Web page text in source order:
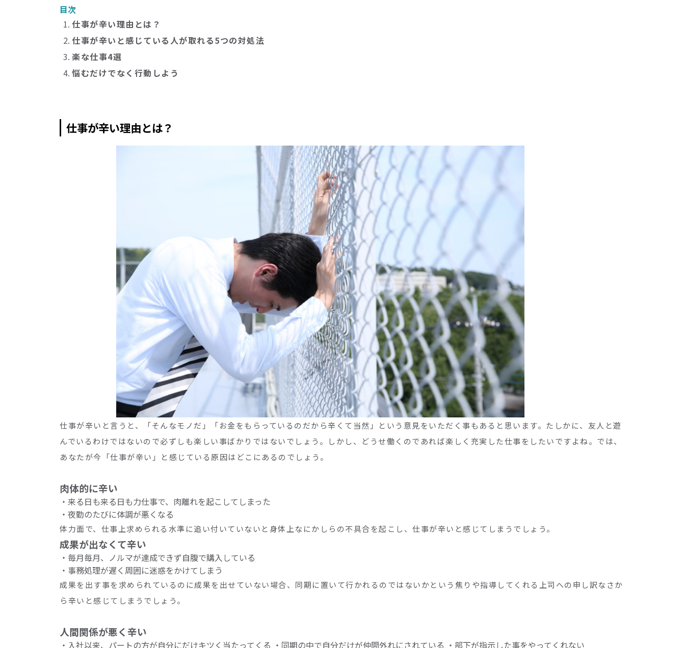
目次
仕事が辛い理由とは？
仕事が辛いと感じている人が取れる5つの対処法
楽な仕事4選
悩むだけでなく行動しよう
仕事が辛い理由とは？
仕事が辛いと言うと、「そんなモノだ」「お金をもらっているのだから辛くて当然」という意見をいただく事もあると思います。たしかに、友人と遊
んでいるわけではないので必ずしも楽しい事ばかりではないでしょう。しかし、どうせ働くのであれば楽しく充実した仕事をしたいですよね。では、
あなたが今「仕事が辛い」と感じている原因はどこにあるのでしょう。
肉体的に辛い
・来る日も来る日も力仕事で、肉離れを起こしてしまった
・夜勤のたびに体調が悪くなる
体力面で、仕事上求められる水準に追い付いていないと身体上なにかしらの不具合を起こし、仕事が辛いと感じてしまうでしょう。
成果が出なくて辛い
・毎月毎月、ノルマが達成できず自腹で購入している
・事務処理が遅く周囲に迷惑をかけてしまう
成果を出す事を求められているのに成果を出せていない場合、同期に置いて行かれるのではないかという焦りや指導してくれる上司への申し訳なさか
ら辛いと感じてしまうでしょう。
人間関係が悪く辛い
・入社以来、パートの方が自分にだけキツく当たってくる ・同期の中で自分だけが仲間外れにされている ・部下が指示した事をやってくれない